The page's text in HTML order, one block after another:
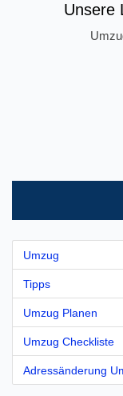
Unsere
Umzug
Tipps
Umzug Planen
Umzug Checkliste
Adressänderung